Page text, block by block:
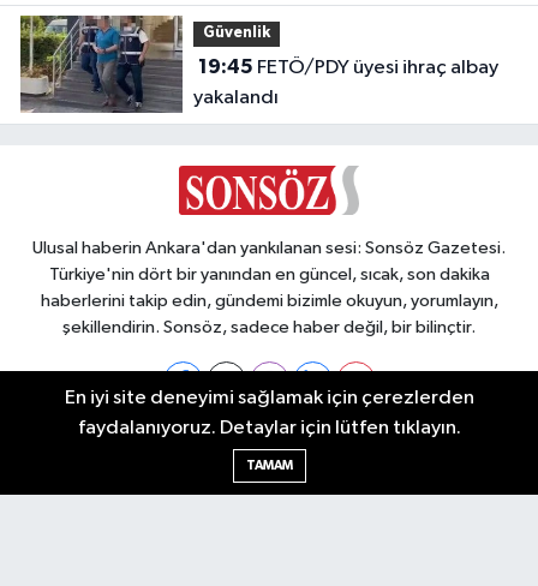
Güvenlik
19:45
yakalandı
Ulusal haberin Ankara'dan yankılanan sesi: Sonsöz Gazetesi.
Türkiye'nin dört bir yanından en güncel, sıcak, son dakika
haberlerini takip edin, gündemi bizimle okuyun, yorumlayın,
şekillendirin. Sonsöz, sadece haber değil, bir bilinçtir.
Ankara Nöbetçi Eczaneler
En iyi site deneyimi sağlamak için çerezlerden
faydalanıyoruz. Detaylar için lütfen tıklayın.
TAMAM